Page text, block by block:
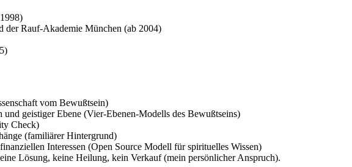
der Rauf-Akademie München (ab 2004)
vom Bewußtsein)
geistiger Ebene (Vier-Ebenen-Modells des Bewußtseins)
Check)
(familiärer Hintergrund)
Interessen (Open Source Modell für spirituelles Wissen)
Lösung, keine Heilung, kein Verkauf (mein persönlicher Anspruch).